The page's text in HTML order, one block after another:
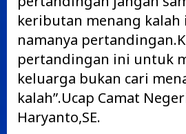
keributan menang kalah
namanya
pertandingan ini untuk
keluarga bukan cari
kalah”.Ucap Camat
Haryanto,SE.